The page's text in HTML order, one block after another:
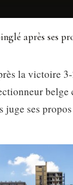
après ses
la victoire
belge
juge ses